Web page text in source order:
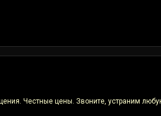
Честные цены. Звоните, устраним